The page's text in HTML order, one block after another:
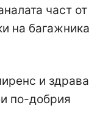
част от
на багажника
и здрава
по-добрия